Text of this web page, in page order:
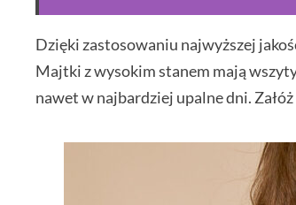
Dzięki zastosowaniu najwyższej
Majtki z wysokim stanem mają
nawet w najbardziej upalne dni.